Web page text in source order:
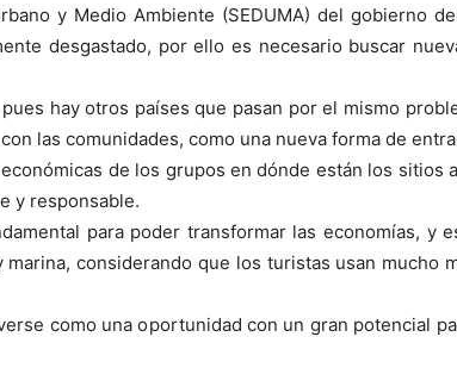
y Medio Ambiente (SEDUMA) del gobierno
desgastado, por ello es necesario buscar
hay otros países que pasan por el mismo
las comunidades, como una nueva forma de
de los grupos en dónde están los sitios
y responsable.
para poder transformar las economías, y
considerando que los turistas usan mucho
como una oportunidad con un gran potencial